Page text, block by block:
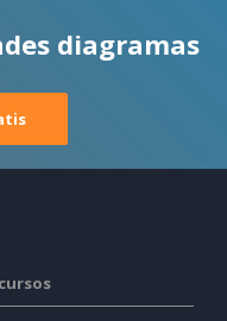
diagramas